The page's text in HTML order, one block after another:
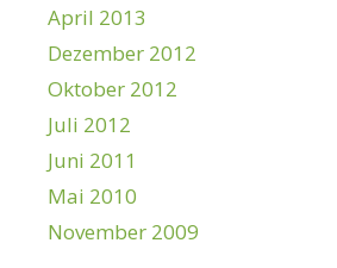
April 2013
Dezember 2012
Oktober 2012
Juli 2012
Juni 2011
Mai 2010
November 2009